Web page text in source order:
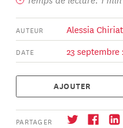
AUTEUR Alessia
DATE 23 septembre
AJOUTER
PARTAGER